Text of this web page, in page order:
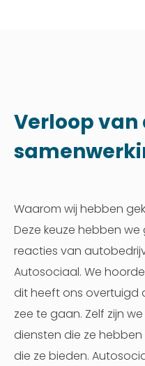
Verloop van
Waarom wij hebben
Deze keuze hebben
reacties van
Autosociaal. We
dit heeft ons overtuigd
zee te gaan. Zelf zijn
diensten die ze
die ze bieden.